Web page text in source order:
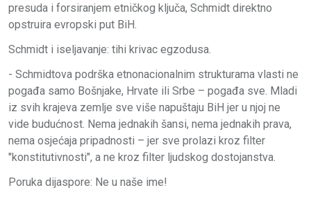
presuda i forsiranjem etničkog ključa, Schmidt direktno
opstruira evropski put BiH.
Schmidt i iseljavanje: tihi krivac egzodusa.
- Schmidtova podrška etnonacionalnim strukturama vlasti ne
pogađa samo Bošnjake, Hrvate ili Srbe – pogađa sve. Mladi
iz svih krajeva zemlje sve više napuštaju BiH jer u njoj ne
vide budućnost. Nema jednakih šansi, nema jednakih prava,
nema osjećaja pripadnosti – jer sve prolazi kroz filter
"konstitutivnosti", a ne kroz filter ljudskog dostojanstva.
Poruka dijaspore: Ne u naše ime!